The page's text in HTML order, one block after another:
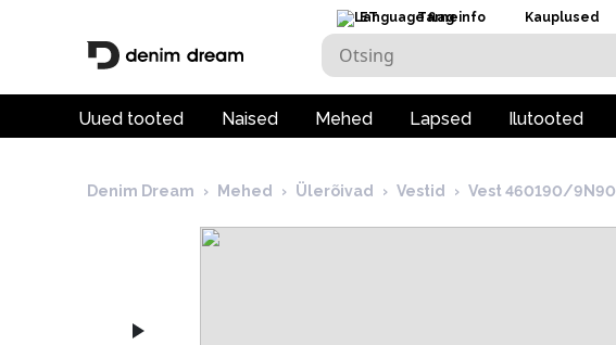
ET Tarneinfo Kauplused
Uued tooted Naised Mehed Lapsed Ilutooted
Denim Dream › Mehed › Ülerõivad › Vestid › Vest 460190/9N90